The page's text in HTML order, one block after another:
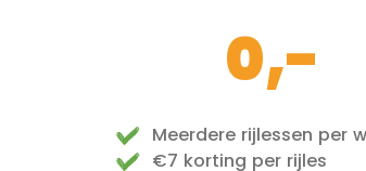
0,-
Meerdere rijlessen per
€7 korting per rijles